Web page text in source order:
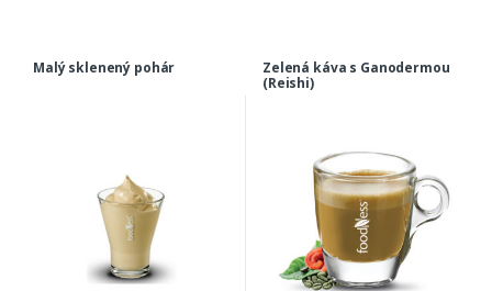
Malý sklenený pohár
Zelená káva s Ganodermou
(Reishi)